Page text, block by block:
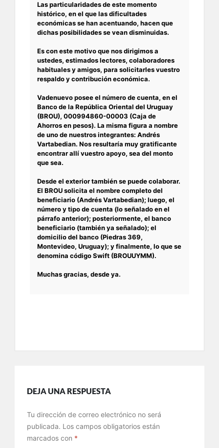
Las particularidades de este momento
histórico, en el que las dificultades
económicas se han acentuando, hacen que
dichas posibilidades se vean disminuidas.
Es con este motivo que nos dirigimos a
ustedes, estimados lectores, colaboradores
habituales y amigos, para solicitarles vuestro
respaldo y contribución económica.
Vadenuevo posee el número de cuenta, en el
Banco de la República Oriental del Uruguay
(BROU), 000994860-00003 (Caja de
Ahorros en pesos). La misma figura a nombre
de uno de nuestros integrantes: Andrés
Vartabedian. Nos resultaría muy gratificante
encontrar allí vuestro apoyo, sea del monto
que sea.
Desde el exterior también se puede colaborar.
El BROU solicita el nombre completo del
beneficiario (Andrés Vartabedian); luego, el
número y tipo de cuenta (lo señalado en el
párrafo anterior); posteriormente, el banco
beneficiario (también ya señalado); el
domicilio del banco (Piedras 369,
Montevideo, Uruguay); y finalmente, lo que se
denomina código Swift (BROUUYMM).
Muchas gracias, desde ya.
DEJA UNA RESPUESTA
Tu dirección de correo electrónico no será
publicada. Los campos obligatorios están
marcados con *